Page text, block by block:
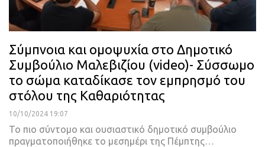
Σύμπνοια και ομοψυχία στο Δημοτικό
Συμβούλιο Μαλεβιζίου (video)- Σύσσωμο
το σώμα καταδίκασε τον εμπρησμό του
στόλου της Καθαριότητας
10/10/2024 19:07
Το πιο σύντομο και ουσιαστικό δημοτικό συμβούλιο
πραγματοποιήθηκε το μεσημέρι της Πέμπτης…